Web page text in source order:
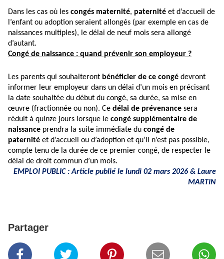
Dans les cas où les congés maternité, paternité et d’accueil de
l’enfant ou adoption seraient allongés (par exemple en cas de
naissances multiples), le délai de neuf mois sera allongé
d’autant.
Congé de naissance : quand prévenir son employeur ?
Les parents qui souhaiteront bénéficier de ce congé devront
informer leur employeur dans un délai d’un mois en précisant
la date souhaitée du début du congé, sa durée, sa mise en
œuvre (fractionnée ou non). Ce délai de prévenance sera
réduit à quinze jours lorsque le congé supplémentaire de
naissance prendra la suite immédiate du congé de
paternité et d’accueil ou d’adoption et qu’il n’est pas possible,
compte tenu de la durée de ce premier congé, de respecter le
délai de droit commun d’un mois.
EMPLOI PUBLIC : Article publié le lundi 02 mars 2026 & Laure
MARTIN
Partager